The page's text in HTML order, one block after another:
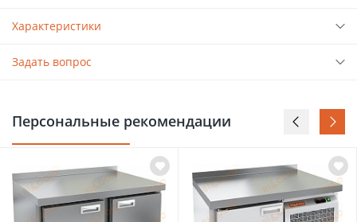
Характеристики
Задать вопрос
Персональные рекомендации